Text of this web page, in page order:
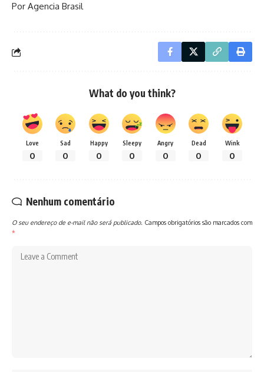
Por Agencia Brasil
What do you think?
Love
0
Sad
0
Happy
0
Sleepy
0
Angry
0
Dead
0
Wink
0
Nenhum comentário
O seu endereço de e-mail não será publicado. Campos obrigatórios são marcados com
*